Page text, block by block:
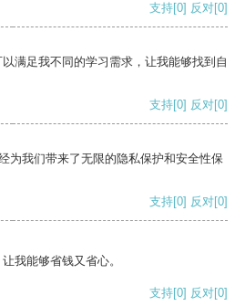
支持[0] 反对[0]
满足我不同的学习需求，让我能够找到自
支持[0] 反对[0]
为我们带来了无限的隐私保护和安全性保
支持[0] 反对[0]
我能够省钱又省心。
支持[0] 反对[0]